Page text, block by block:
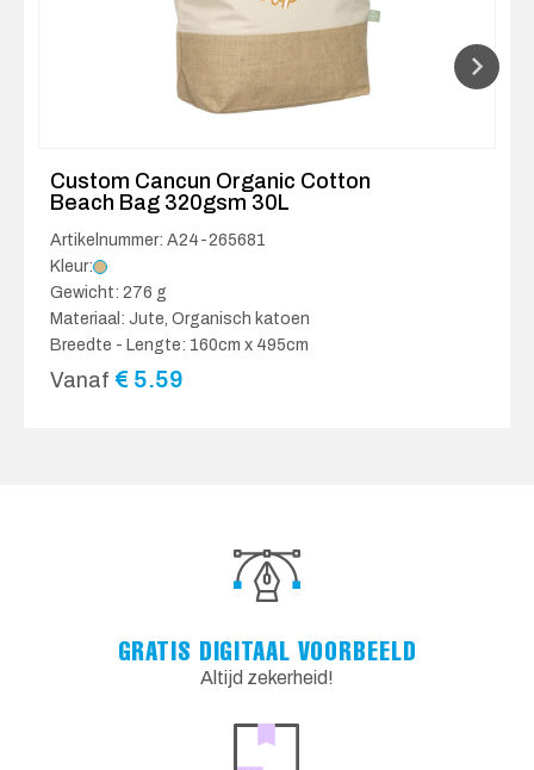
Custom Cancun Organic Cotton
Beach Bag 320gsm 30L
Artikelnummer: A24-265681
Kleur:
Gewicht: 276 g
Materiaal: Jute, Organisch katoen
Breedte - Lengte: 160cm x 495cm
Vanaf € 5.59
GRATIS DIGITAAL VOORBEELD
Altijd zekerheid!